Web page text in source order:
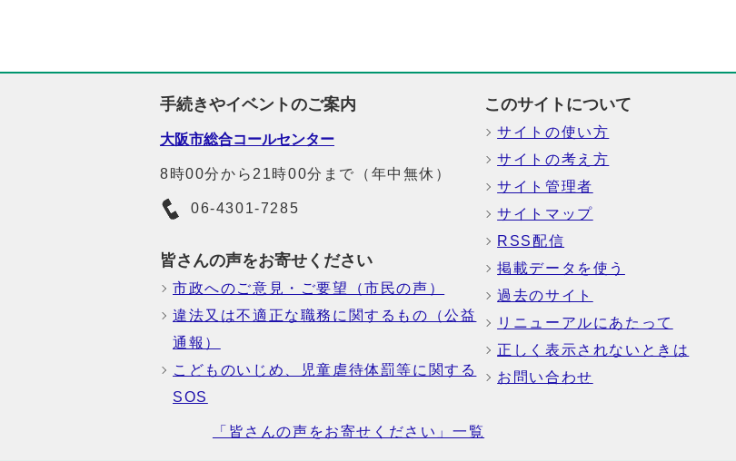
手続きやイベントのご案内
大阪市総合コールセンター
8時00分から21時00分まで（年中無休）
06-4301-7285
皆さんの声をお寄せください
市政へのご意見・ご要望（市民の声）
違法又は不適正な職務に関するもの（公益
通報）
こどものいじめ、児童虐待体罰等に関する
SOS
「皆さんの声をお寄せください」一覧
このサイトについて
サイトの使い方
サイトの考え方
サイト管理者
サイトマップ
RSS配信
掲載データを使う
過去のサイト
リニューアルにあたって
正しく表示されないときは
お問い合わせ